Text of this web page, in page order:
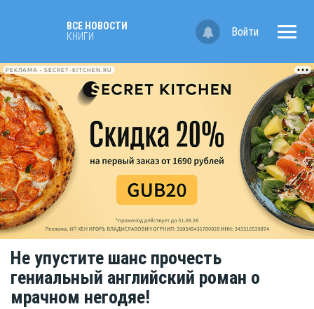
ВСЕ НОВОСТИ
КНИГИ
Войти
РЕКЛАМА • SECRET-KITCHEN.RU
Не упустите шанс прочесть
гениальный английский роман о
мрачном негодяе!